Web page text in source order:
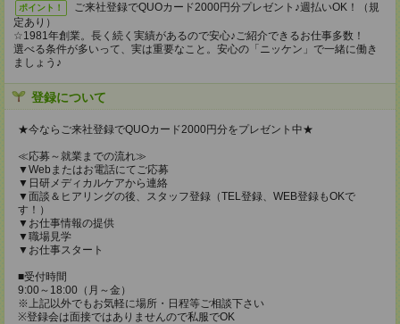
ポイント！
ご来社登録でQUOカード2000円分プレゼント♪週払いOK！（規
定あり）
☆1981年創業。長く続く実績があるので安心♪ご紹介できるお仕事多数！
選べる条件が多いって、実は重要なこと。安心の「ニッケン」で一緒に働き
ましょう♪
登録について
★今ならご来社登録でQUOカード2000円分をプレゼント中★
≪応募～就業までの流れ≫
▼Webまたはお電話にてご応募
▼日研メディカルケアから連絡
▼面談＆ヒアリングの後、スタッフ登録（TEL登録、WEB登録もOKで
す！）
▼お仕事情報の提供
▼職場見学
▼お仕事スタート
■受付時間
9:00～18:00（月～金）
※上記以外でもお気軽に場所・日程等ご相談下さい
※登録会は面接ではありませんので私服でOK